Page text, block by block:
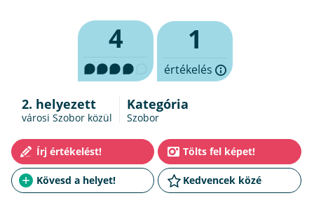
4 1
értékelés
2. helyezett
városi Szobor közül
Kategória
Szobor